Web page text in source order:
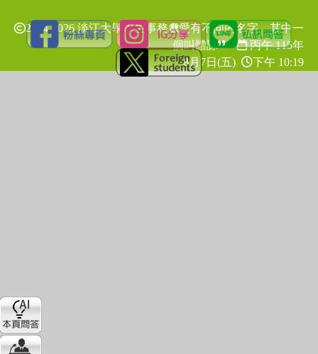
2024-2026 淡江大學學生事務處愛有不同的名字，其中一
個叫體諒
丙午 115年
8月7日(五)
下午 10:19